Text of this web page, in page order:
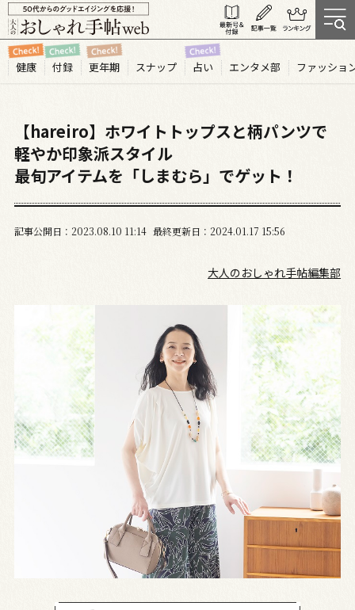
健康 付録 更年期 スナップ 占い エンタメ部 ファッショ
【hareiro】ホワイトトップスと柄パンツで
軽やか印象派スタイル
最旬アイテムを「しまむら」でゲット！
記事公開日 2023.08 10 11:14 最終更新日 2024.01.17 15:56
大人のおしゃれ手帖編集部